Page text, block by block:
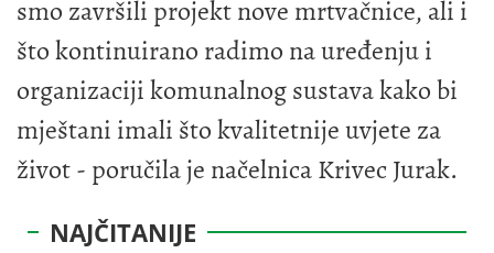
smo završili projekt nove mrtvačnice, ali i
što kontinuirano radimo na uređenju i
organizaciji komunalnog sustava kako bi
mještani imali što kvalitetnije uvjete za
život - poručila je načelnica Krivec Jurak.
NAJČITANIJE